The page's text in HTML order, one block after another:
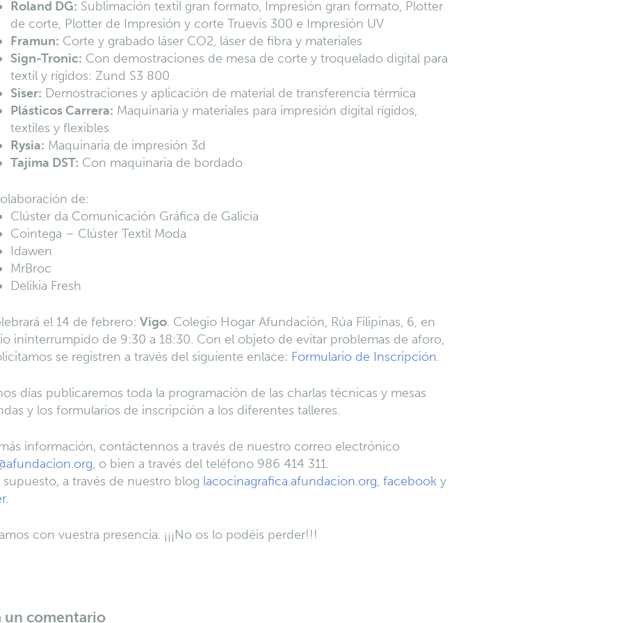
Roland DG: Sublimación textil gran formato, Impresión gran formato, Plotter
de corte, Plotter de Impresión y corte Truevis 300 e Impresión UV
Framun: Corte y grabado láser CO2, láser de fibra y materiales
Sign-Tronic: Con demostraciones de mesa de corte y troquelado digital para
textil y rígidos: Zund S3 800
Siser: Demostraciones y aplicación de material de transferencia térmica
Plásticos Carrera: Maquinaria y materiales para impresión digital rígidos,
textiles y flexibles
Rysia: Maquinaria de impresión 3d
Tajima DST: Con maquinaria de bordado
de:
Clúster da Comunicación Gráfica de Galicia
Cointega – Clúster Textil Moda
Idawen
MrBroc
Delikia Fresh
el 14 de febrero: Vigo. Colegio Hogar Afundación, Rúa Filipinas, 6, en
ininterrumpido de 9:30 a 18:30. Con el objeto de evitar problemas de aforo,
se registren a través del siguiente enlace: Formulario de Inscripción.
días publicaremos toda la programación de las charlas técnicas y mesas
y los formularios de inscripción a los diferentes talleres.
información, contáctennos a través de nuestro correo electrónico
, o bien a través del teléfono 986 414 311.
supuesto, a través de nuestro blog lacocinagrafica.afundacion.org, facebook y
.
con vuestra presencia. ¡¡¡No os lo podéis perder!!!
un comentario